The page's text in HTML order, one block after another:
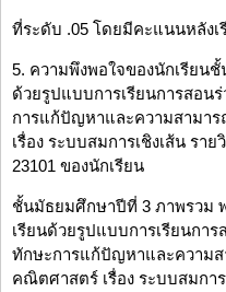
ที่ระดับ .05 โดยมีคะแนนหลังเ
5. ความพึงพอใจของนักเรียน
ด้วยรูปแบบการเรียนการสอน
การแก้ปัญหาและความสามา
เรื่อง ระบบสมการเชิงเส้น ร
23101 ของนักเรียน
ชั้นมัธยมศึกษาปีที่ 3 ภาพรวม
เรียนด้วยรูปแบบการเรียนกา
ทักษะการแก้ปัญหาและความส
คณิตศาสตร์ เรื่อง ระบบสมกา